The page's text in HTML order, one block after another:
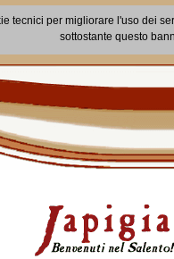
tecnici per migliorare l'uso dei
sottostante questo